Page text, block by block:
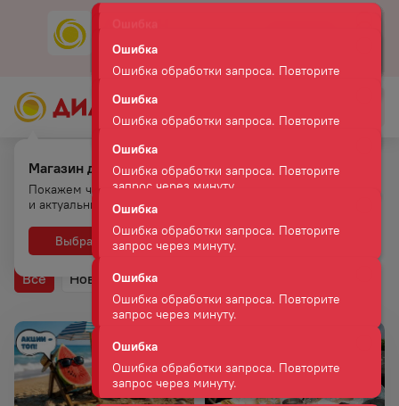
Магазин для самовывоза.
Покажем что есть на полках
и актуальные цены
Выбрать Нет, спасибо
Главная Новости и акции
Новости и акции
Все Новости Акции
Ошибка обработки запроса. Повторите
запрос через минуту.
Ошибка обработки запроса. Повторите
запрос через минуту.
Ошибка обработки запроса. Повторите
запрос через минуту.
Ошибка
Ошибка обработки запроса. Повторите
Ошибка
Ошибка обработки запроса. Повторите
запрос через минуту.
Ошибка
Ошибка обработки запроса. Повторите
Ошибка
Ошибка обработки запроса. Повторите